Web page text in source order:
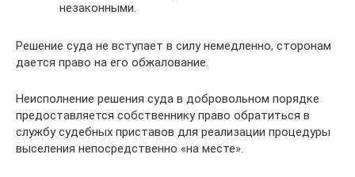
незаконными.
Решение суда не вступает в силу немедленно, сторонам
дается право на его обжалование.
Неисполнение решения суда в добровольном порядке
предоставляется собственнику право обратиться в
службу судебных приставов для реализации процедуры
выселения непосредственно «на месте».